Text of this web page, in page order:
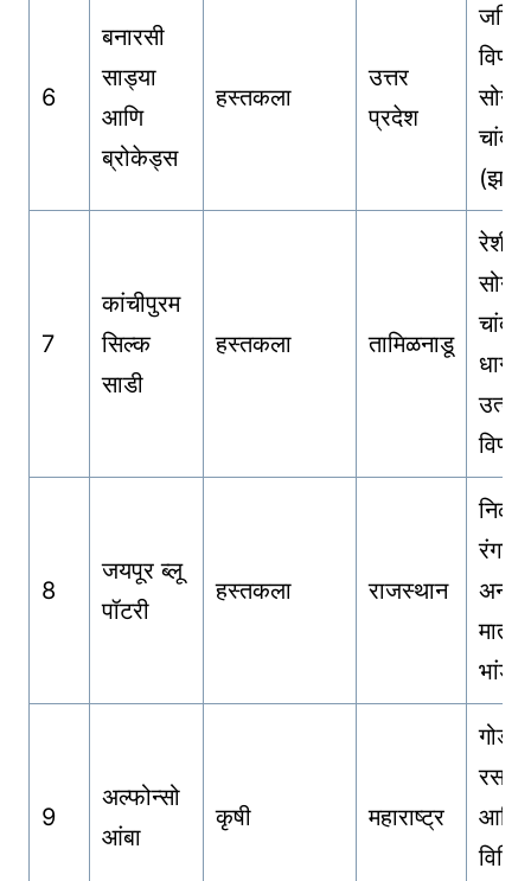
6
बनारसी
साड्या
आणि
ब्रोकेड्स
हस्तकला
उत्तर
प्रदेश
जटिल
(झरी
7
कांचीपुरम
सिल्क
साडी
हस्तकला तामिळनाडू
8
जयपूर ब्लू
पॉटरी
हस्तकला राजस्थान
निळ्या
रंगाची
भांडी
9
अल्फोन्सो
आंबा
कृषी महाराष्ट्र
गोड
आणि